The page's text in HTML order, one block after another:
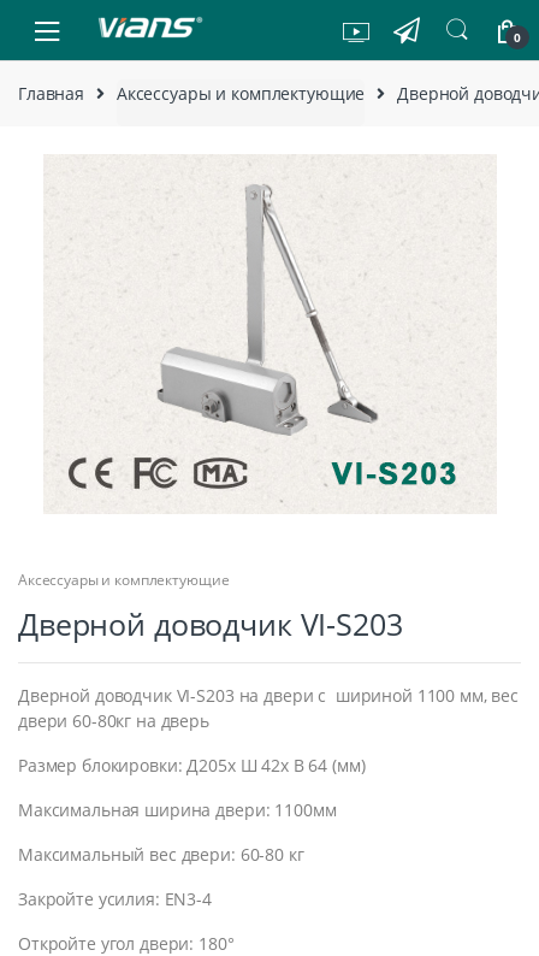
Skip to navigation
Skip to content
0
Главная Аксессуары и комплектующие Дверной
Аксессуары и комплектующие
Дверной доводчик VI-S203
Дверной доводчик VI-S203 на двери с шириной 1100 мм, вес
двери 60-80кг на дверь
Размер блокировки: Д205x Ш 42x В 64 (мм)
Максимальная ширина двери: 1100мм
Максимальный вес двери: 60-80 кг
Закройте усилия: EN3-4
Откройте угол двери: 180°